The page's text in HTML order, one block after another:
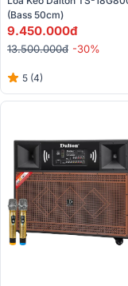
(bass 50cm)
9.450.000đ
13.500.000đ -30%
5 (4)